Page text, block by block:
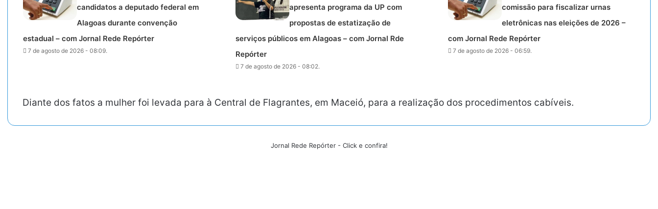
candidatos a deputado federal em
Alagoas durante convenção
estadual – com Jornal Rede Repórter
7 de agosto de 2026 - 08:09.
apresenta programa da UP com
propostas de estatização de
serviços públicos em Alagoas – com Jornal Rde
Repórter
7 de agosto de 2026 - 08:02.
comissão para fiscalizar urnas
eletrônicas nas eleições de 2026 –
com Jornal Rede Repórter
7 de agosto de 2026 - 06:59.
Diante dos fatos a mulher foi levada para à Central de Flagrantes, em Maceió, para a realização dos procedimentos cabíveis.
Jornal Rede Repórter - Click e confira!